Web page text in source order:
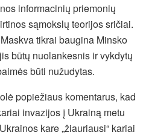
informacinių priemonių
sąmokslų teorijos sričiai.
tikrai baugina Minsko
būtų nuolankesnis ir vykdytų
būti nužudytas.
popiežiaus komentarus, kad
invazijos į Ukrainą metu
kare „žiauriausi“ kariai